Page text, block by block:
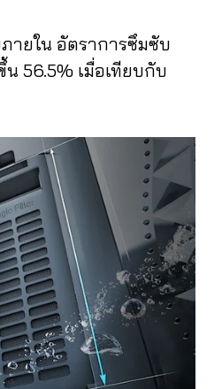
ายใน อัตราการซึมซับ
56.5% เมื่อเทียบกับ